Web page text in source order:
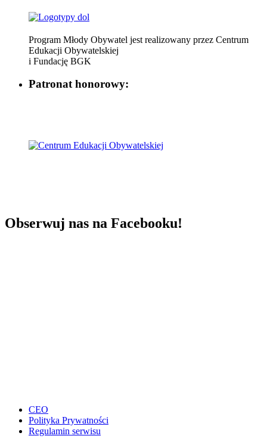
Program Młody Obywatel jest realizowany przez Centrum
Edukacji Obywatelskiej
i Fundację BGK
Patronat honorowy:
Obserwuj nas na Facebooku!
CEO
Polityka Prywatności
Regulamin serwisu